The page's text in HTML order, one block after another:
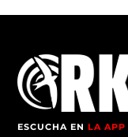
ESCUCHA ENLA APP